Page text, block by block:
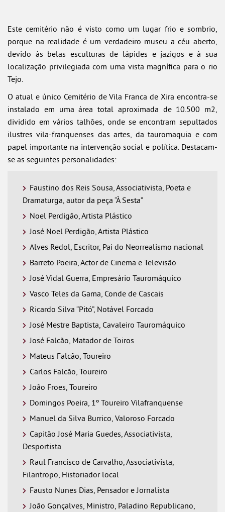
Este cemitério não é visto como um lugar frio e sombrio,
porque na realidade é um verdadeiro museu a céu aberto,
devido às belas esculturas de lápides e jazigos e à sua
localização privilegiada com uma vista magnífica para o rio
Tejo.
O atual e único Cemitério de Vila Franca de Xira encontra-se
instalado em uma área total aproximada de 10.500 m2,
dividido em vários talhões, onde se encontram sepultados
ilustres vila-franquenses das artes, da tauromaquia e com
papel importante na intervenção social e política. Destacam-
se as seguintes personalidades:
Faustino dos Reis Sousa, Associativista, Poeta e
Dramaturga, autor da peça “À Sesta”
Noel Perdigão, Artista Plástico
José Noel Perdigão, Artista Plástico
Alves Redol, Escritor, Pai do Neorrealismo nacional
Barreto Poeira, Actor de Cinema e Televisão
José Vidal Guerra, Empresário Tauromáquico
Vasco Teles da Gama, Conde de Cascais
Ricardo Silva “Pitó”, Notável Forcado
José Mestre Baptista, Cavaleiro Tauromáquico
José Falcão, Matador de Toiros
Mateus Falcão, Toureiro
Carlos Falcão, Toureiro
João Froes, Toureiro
Domingos Poeira, 1º Toureiro Vilafranquense
Manuel da Silva Burrico, Valoroso Forcado
Capitão José Maria Guedes, Associativista,
Desportista
Raul Francisco de Carvalho, Associativista,
Filantropo, Historiador local
Fausto Nunes Dias, Pensador e Jornalista
João Gonçalves, Ministro, Paladino Republicano,